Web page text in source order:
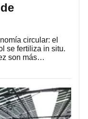
circular: el
se fertiliza in situ.
son más…